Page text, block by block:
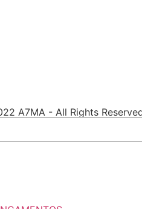
A7MA - All Rights